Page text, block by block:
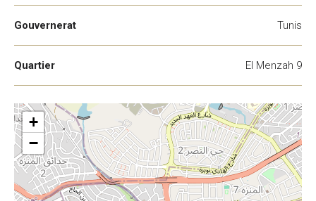
Gouvernerat Tunis
Quartier El Menzah 9
+
−